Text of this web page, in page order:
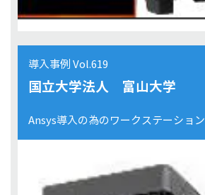
導入事例 Vol.619
国立大学法人 富山大学
Ansys導入の為のワークステーション